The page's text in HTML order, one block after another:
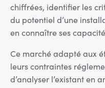
chiffrées, identifier les
du potentiel d’une
en connaître ses
Ce marché adapté aux
leurs contraintes
d’analyser l’existant en